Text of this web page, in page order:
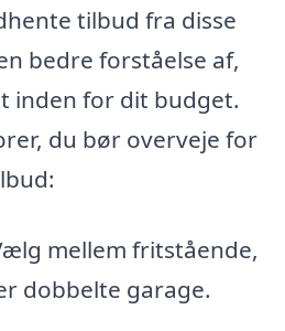
tilbud fra disse
bedre forståelse af,
inden for dit budget.
du bør overveje for
mellem fritstående,
dobbelte garage.